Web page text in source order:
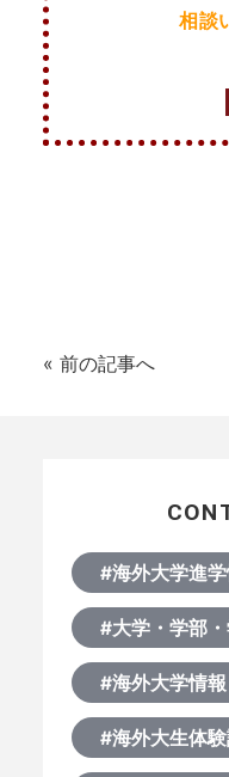
相談
« 前の記事へ
#海外大学進
#大学・学部
#海外大学情報
#海外大生体